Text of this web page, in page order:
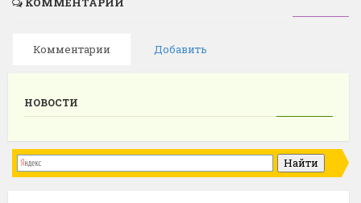
Комментарии Добавить
НОВОСТИ